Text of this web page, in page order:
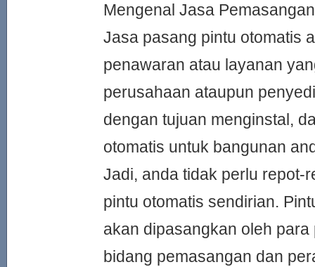
Mengenal Jasa
Jasa pasang pintu otomatis
penawaran atau layanan
perusahaan ataupun
dengan tujuan menginstal,
otomatis untuk bangunan
Jadi, anda tidak perlu repot-
pintu otomatis sendirian.
akan dipasangkan oleh
bidang pemasangan dan